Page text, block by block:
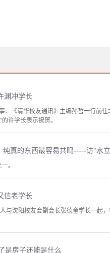
渊冲学长
、《清华校友通讯》主编孙哲一行前
许学长表示祝贺。
纯真的东西最容易共鸣-----访“水
。
信老学长
与沈阳校友会副会长张德奎学长一起
是房子还能是什么